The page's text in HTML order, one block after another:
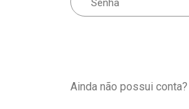
Ainda não possui conta?